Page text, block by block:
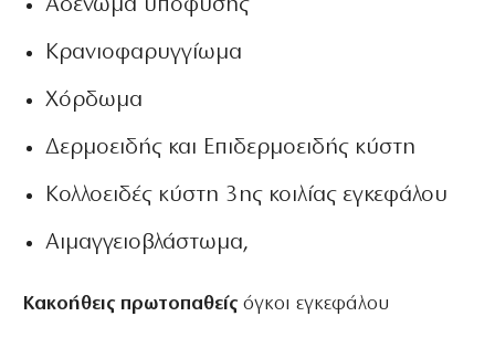
Αδένωμα υπόφυσης
Κρανιοφαρυγγίωμα
Χόρδωμα
Δερμοειδής και Επιδερμοειδής κύστη
Κολλοειδές κύστη 3ης κοιλίας εγκεφάλου
Αιμαγγειοβλάστωμα,
Κακοήθεις πρωτοπαθείς όγκοι εγκεφάλου